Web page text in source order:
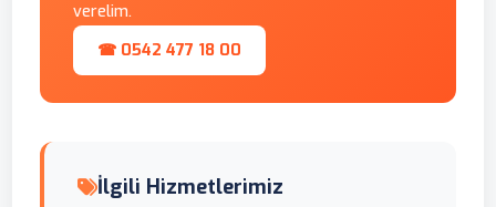
verelim.
☎ 0542 477 18 00
İlgili Hizmetlerimiz